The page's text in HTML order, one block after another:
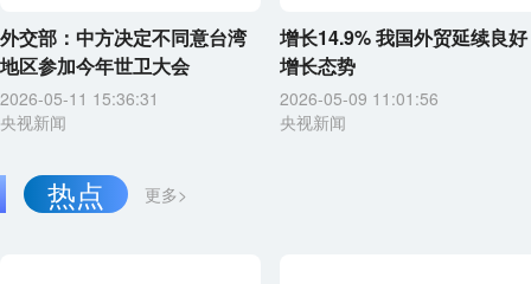
外交部：中方决定不同意台湾
地区参加今年世卫大会
2026-05-11 15:36:31
央视新闻
增长14.9% 我国外贸延续良好
增长态势
2026-05-09 11:01:56
央视新闻
更多>
热点